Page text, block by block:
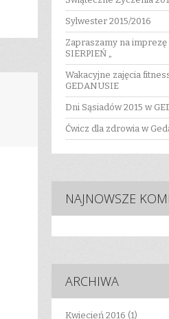
Sylwester 2015/2016
Zapraszamy na imprezę
SIERPIEŃ „
Wakacyjne zajęcia
GEDANUSIE
Dni Sąsiadów 2015 w
Ćwicz dla zdrowia w
NAJNOWSZE
ARCHIWA
Kwiecień 2016 (1)